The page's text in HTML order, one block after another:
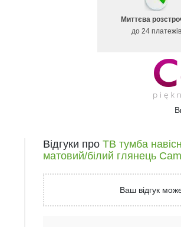
Миттєва
до 24 платежів
Відгуки про ТВ тумба
матовий/білий глянець
Ваш відгук